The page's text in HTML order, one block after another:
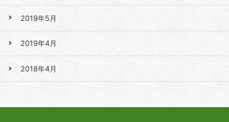
2019年5月
2019年4月
2018年4月